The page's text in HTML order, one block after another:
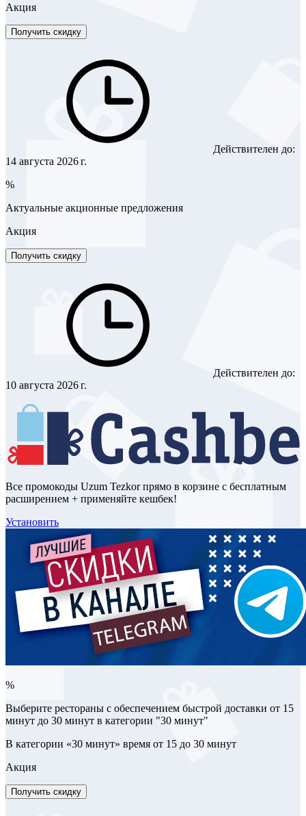
Акция
Получить скидку
Действителен до:
14 августа 2026 г.
%
Актуальные акционные предложения
Акция
Получить скидку
Действителен до:
10 августа 2026 г.
Все промокоды Uzum Tezkor прямо в корзине с бесплатным
расширением + применяйте кешбек!
Установить
%
Выберите рестораны с обеспечением быстрой доставки от 15
минут до 30 минут в категории "30 минут"
В категории «30 минут» время от 15 до 30 минут
Акция
Получить скидку